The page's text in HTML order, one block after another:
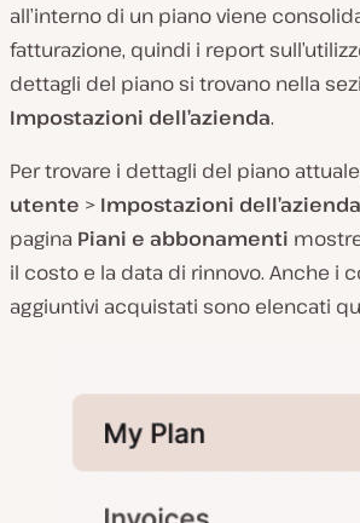
all’interno di un piano viene
fatturazione, quindi i report
dettagli del piano si trovano nella
Impostazioni dell’azienda.
Per trovare i dettagli del piano
utente > Impostazioni dell’azienda
pagina Piani e abbonamenti
il costo e la data di rinnovo. Anche i
aggiuntivi acquistati sono elencati